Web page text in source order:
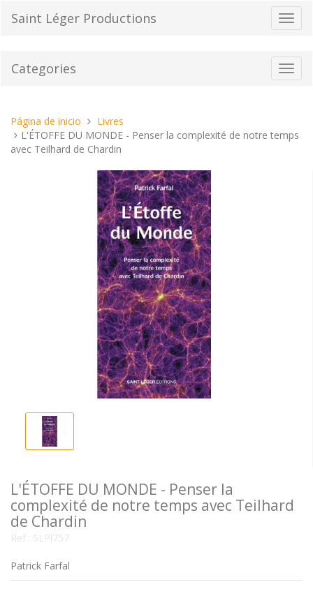
el
de
Saint Léger Productions
Categories
Estas
aquí:
Página de inicio
Livres
L'ÉTOFFE DU MONDE - Penser la complexité de notre temps
avec Teilhard de Chardin
L'ÉTOFFE DU MONDE - Penser la
complexité de notre temps avec Teilhard
de Chardin
Ref.: SLPl757
Patrick Farfal